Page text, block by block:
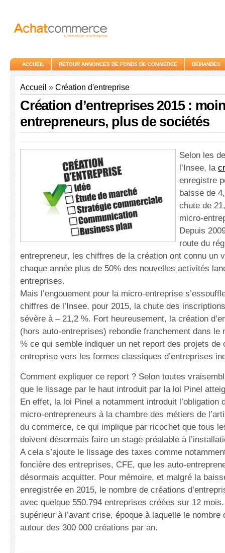
ACCUEIL RETOUR ANNONCES DE FONDS DE COMMERCE DEMANDES
Accueil » Création d'entreprise
Création d’entreprises 2015 :
entrepreneurs, plus de sociétés
Selon les
l’Insee, la
enregistre
baisse de
chute de
micro-
Depuis
route du
entrepreneur, les chiffres de la création ont connu un
chaque année plus de 50% des nouvelles activités
entreprises.
Mais l’engouement pour la micro-entreprise
chiffres de l’Insee, pour 2015, la chute des
sévère à – 21,2 %. Fort heureusement, la création
(hors auto-entreprises) rebondie franchement dans le
% ce qui semble indiquer un net report des projets de
entreprise vers les formes classiques d’entreprises
Comment expliquer ce report ? Selon toutes
que le lissage par le haut introduit par la loi Pinel
En effet, la loi Pinel a notamment introduit l’obligation
micro-entrepreneurs à la chambre des métiers de
du commerce, ce qui implique par ricochet que tous
doivent désormais faire un stage préalable à
A cela s’ajoute le lissage des taxes comme
foncière des entreprises, CFE, que les auto-
désormais acquitter. Pour mémoire, et malgré la
enregistrée en 2015, le nombre de créations
avec quelque 550.794 entreprises créées sur 12
supérieur à l’avant crise, époque à laquelle le nombre
autour des 300 000 créations par an.